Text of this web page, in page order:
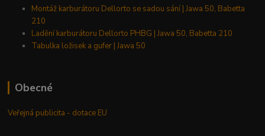
Montáž karburátoru Dellorto se sadou sání | Jawa 50, Babetta
210
Ladění karburátoru Dellorto PHBG | Jawa 50, Babetta 210
Tabulka ložisek a gufer | Jawa 50
Obecné
Veřejná publicita - dotace EU